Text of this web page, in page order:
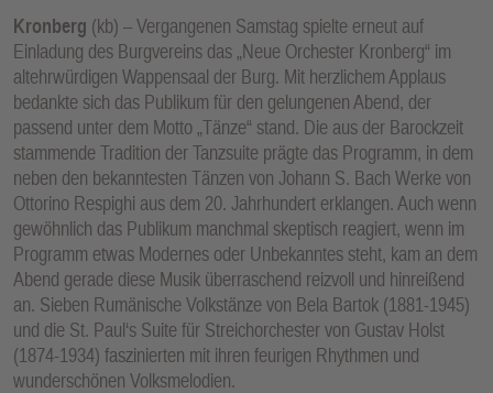
Kronberg (kb) – Vergangenen Samstag spielte erneut auf
Einladung des Burgvereins das „Neue Orchester Kronberg“ im
altehrwürdigen Wappensaal der Burg. Mit herzlichem Applaus
bedankte sich das Publikum für den gelungenen Abend, der
passend unter dem Motto „Tänze“ stand. Die aus der Barockzeit
stammende Tradition der Tanzsuite prägte das Programm, in dem
neben den bekanntesten Tänzen von Johann S. Bach Werke von
Ottorino Respighi aus dem 20. Jahrhundert erklangen. Auch wenn
gewöhnlich das Publikum manchmal skeptisch reagiert, wenn im
Programm etwas Modernes oder Unbekanntes steht, kam an dem
Abend gerade diese Musik überraschend reizvoll und hinreißend
an. Sieben Rumänische Volkstänze von Bela Bartok (1881-1945)
und die St. Paul‘s Suite für Streichorchester von Gustav Holst
(1874-1934) faszinierten mit ihren feurigen Rhythmen und
wunderschönen Volksmelodien.